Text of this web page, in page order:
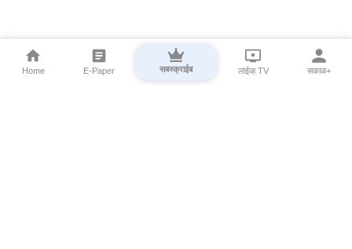
Home E-Paper सबस्क्राईब लाईव्ह TV सकाळ+